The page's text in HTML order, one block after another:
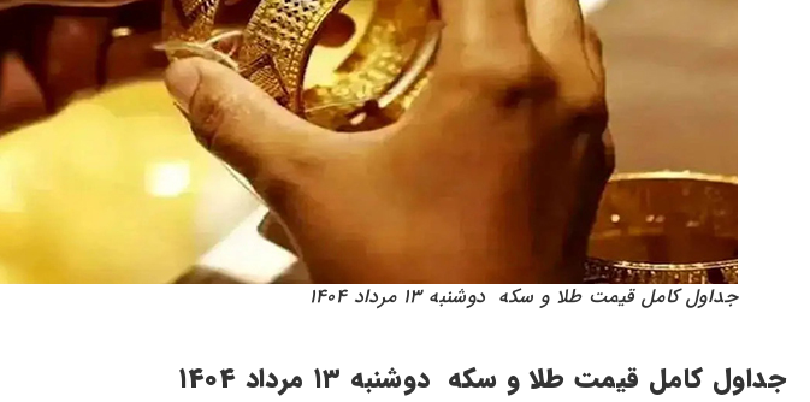
جداول کامل قیمت طلا و سکه دوشنبه ۱۳ مرداد ۱۴۰۴
جداول کامل قیمت طلا و سکه دوشنبه ۱۳ مرداد ۱۴۰۴